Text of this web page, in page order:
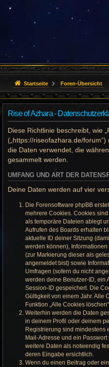
Startseite Foren-Übersicht
Rise of Azhara -
Diese Richtlinie beschreibt, wie
(„https://riseofazhara.de/
die Daten verwendet, die
gesammelt werden.
UMFANG UND ART DER
Deine Daten werden auf vier
Die Forensoftware phpBB
mehrere Cookies. Cookies
als temporäre Dateien ablegt
Aufrufen des Boards erhalten
aktuelle ID deiner Sitzung
werden können),
(zur Markierung dieser als
angemeldet bist) sowie
Umfragen (sofern du nicht
werden deine Benutzer-ID, ein
Session-ID gespeichert. Die
Gültigkeit von einem Jahr. Alle
Funktion „Alle Cookies
Weiterhin werden die Daten
in deinem Profil oder deinem
Registrierung sind mindestens
Mail-Adresse und ein
weitere Daten als notwendig
deren Eingabe ersichtlich.
Wenn du einen Beitrag oder